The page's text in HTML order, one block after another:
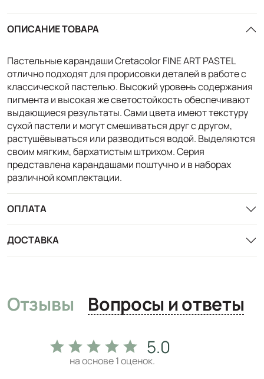
ОПИСАНИЕ ТОВАРА
Пастельные карандаши Cretacolor FINE ART PASTEL
отлично подходят для прорисовки деталей в работе с
классической пастелью. Высокий уровень содержания
пигмента и высокая же светостойкость обеспечивают
выдающиеся результаты. Сами цвета имеют текстуру
сухой пастели и могут смешиваться друг с другом,
растушёвываться или разводиться водой. Выделяются
своим мягким, бархатистым штрихом. Серия
представлена карандашами поштучно и в наборах
различной комплектации.
ОПЛАТА
ДОСТАВКА
Отзывы Вопросы и ответы
5.0
на основе1оценок.